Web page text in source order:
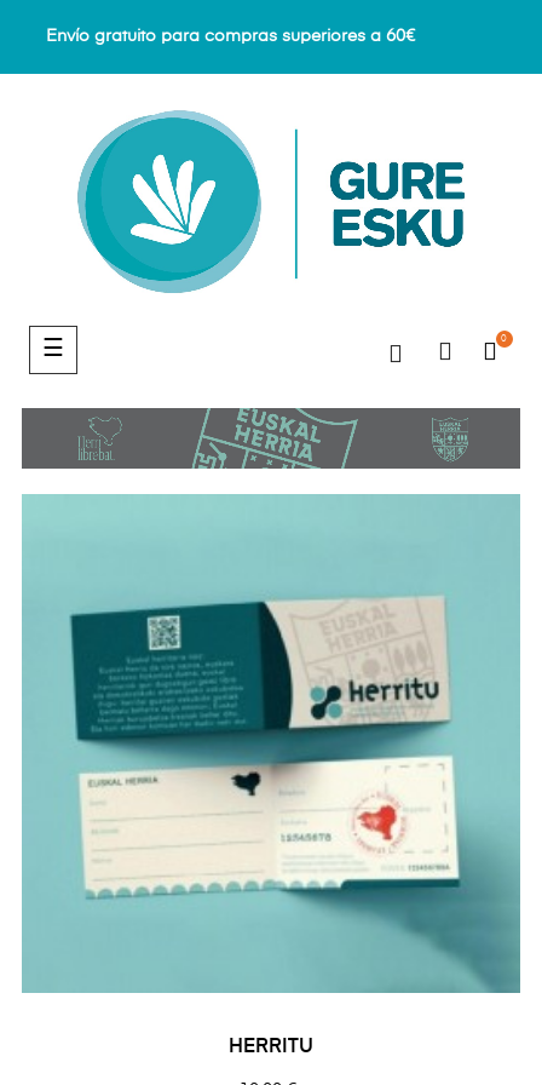
Envío gratuito para compras superiores a 60€
Navegación
de
☰ 0
HERRITU